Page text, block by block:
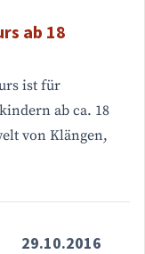
ab 18
ist für
ab ca. 18
von Klängen,
29.10.2016